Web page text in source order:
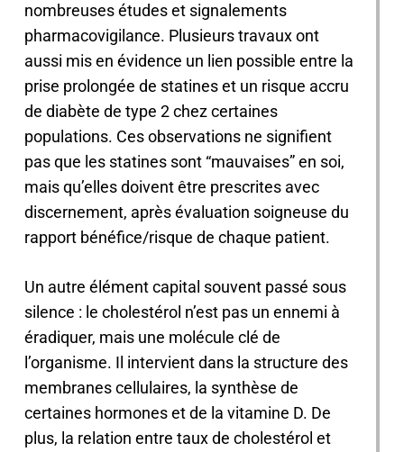
nombreuses études et signalements
pharmacovigilance. Plusieurs travaux ont
aussi mis en évidence un lien possible entre la
prise prolongée de statines et un risque accru
de diabète de type 2 chez certaines
populations. Ces observations ne signifient
pas que les statines sont “mauvaises” en soi,
mais qu’elles doivent être prescrites avec
discernement, après évaluation soigneuse du
rapport bénéfice/risque de chaque patient.
Un autre élément capital souvent passé sous
silence : le cholestérol n’est pas un ennemi à
éradiquer, mais une molécule clé de
l’organisme. Il intervient dans la structure des
membranes cellulaires, la synthèse de
certaines hormones et de la vitamine D. De
plus, la relation entre taux de cholestérol et